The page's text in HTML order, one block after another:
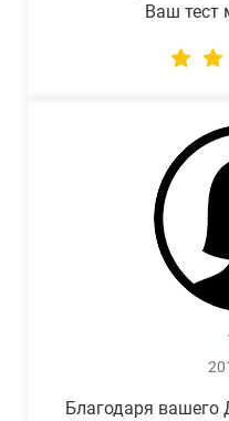
Ваш тест
Благодаря